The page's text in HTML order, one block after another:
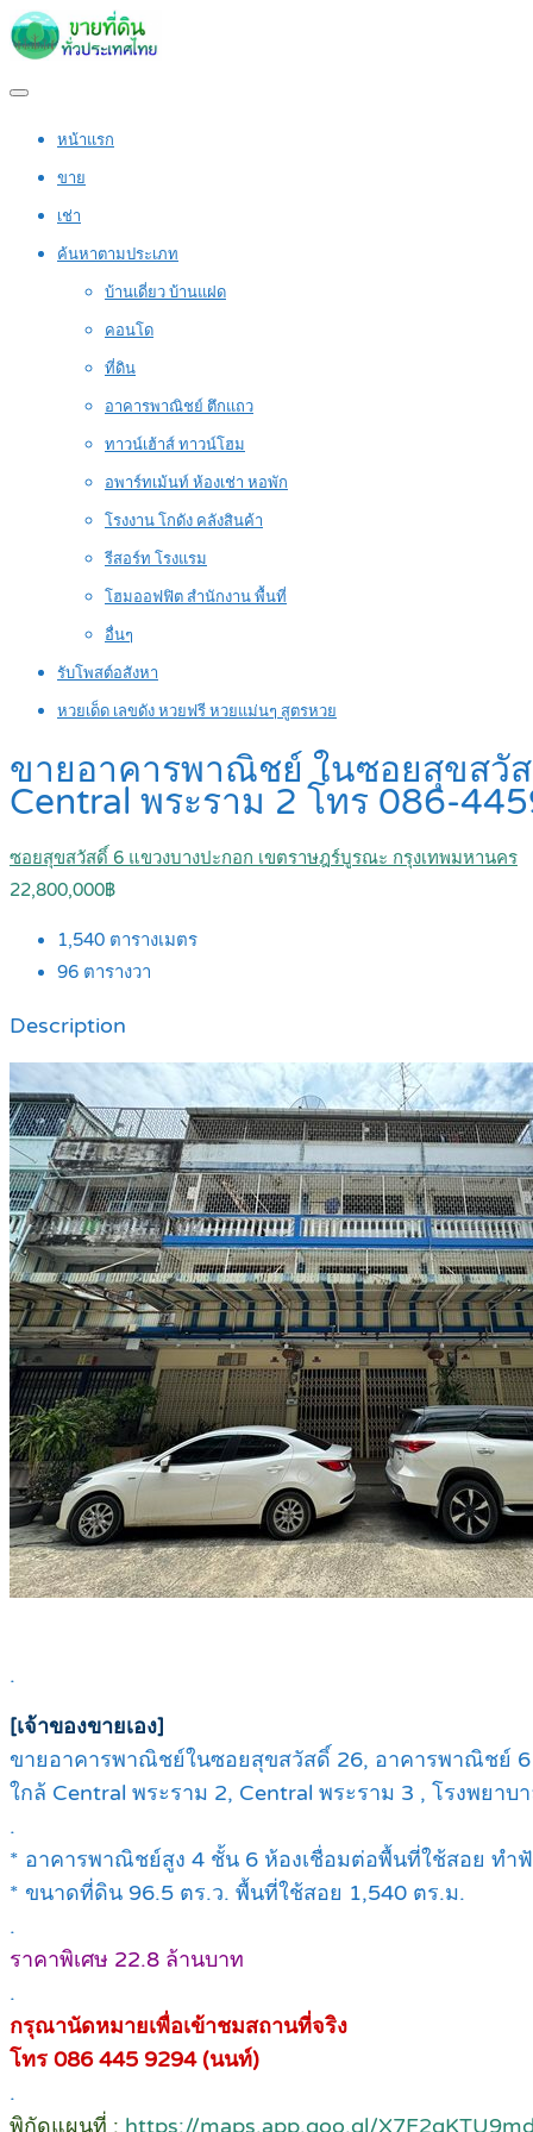
หน้าแรก
ขาย
เช่า
ค้นหาตามประเภท
บ้านเดี่ยว บ้านแฝด
คอนโด
ที่ดิน
อาคารพาณิชย์ ตึกแถว
ทาวน์เฮ้าส์ ทาวน์โฮม
อพาร์ทเม้นท์ ห้องเช่า หอพัก
โรงงาน โกดัง คลังสินค้า
รีสอร์ท โรงแรม
โฮมออฟฟิต สำนักงาน พื้นที่
อื่นๆ
รับโพสต์อสังหา
หวยเด็ด เลขดัง หวยฟรี หวยแม่นๆ สูตรหวย
ขายอาคารพาณิชย์ ในซอยสุขสวั
Central พระราม 2 โทร 086-
ซอยสุขสวัสดิ์ 6 แขวงบางปะกอก เขตราษฎร์บูรณะ กรุงเทพมหานคร
22,800,000฿
1,540 ตารางเมตร
96 ตารางวา
Description
.
[เจ้าของขายเอง]
ขายอาคารพาณิชย์ในซอยสุขสวัสดิ์ 26, อาคารพาณิชย์ 6
ใกล้ Central พระราม 2, Central พระราม 3 , โรงพยา
.
* อาคารพาณิชย์สูง 4 ชั้น 6 ห้องเชื่อมต่อพื้นที่ใช้สอย ทำ
* ขนาดที่ดิน 96.5 ตร.ว. พื้นที่ใช้สอย 1,540 ตร.ม.
.
ราคาพิเศษ 22.8 ล้านบาท
.
กรุณานัดหมายเพื่อเข้าชมสถานที่จริง
โทร 086 445 9294 (นนท์)
.
พิกัดแผนที่ : https://maps.app.goo.gl/